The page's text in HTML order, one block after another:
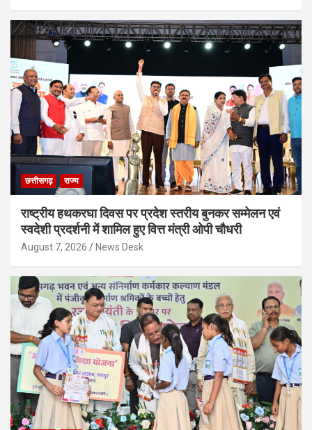
छत्तीसगढ़ राज्य
राष्ट्रीय हथकरघा दिवस पर प्रदेश स्तरीय बुनकर सम्मेलन एवं
स्वदेशी प्रदर्शनी में शामिल हुए वित्त मंत्री ओपी चौधरी
August 7, 2026 News Desk